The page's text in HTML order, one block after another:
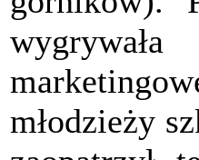
młodzieży